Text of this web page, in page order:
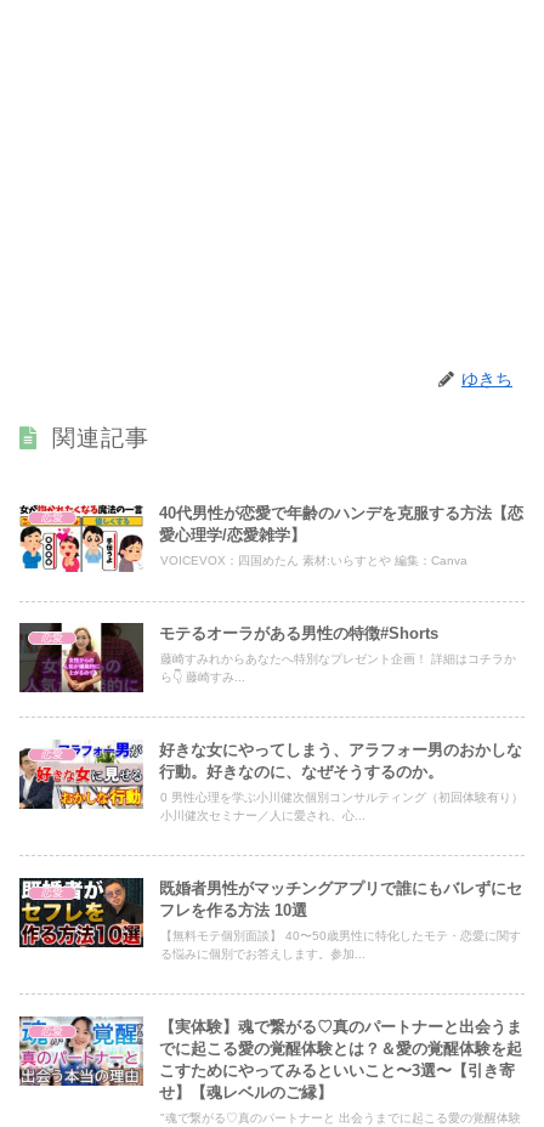
ゆきち
関連記事
恋愛
40代男性が恋愛で年齢のハンデを克服する方法【恋
愛心理学/恋愛雑学】
VOICEVOX：四国めたん 素材:いらすとや 編集：Canva
恋愛 モテるオーラがある男性の特徴#Shorts
藤崎すみれからあなたへ特別なプレゼント企画！ 詳細はコチラか
ら👇 藤崎すみ...
恋愛
好きな女にやってしまう、アラフォー男のおかしな
行動。好きなのに、なぜそうするのか。
0 男性心理を学ぶ小川健次個別コンサルティング（初回体験有り）
小川健次セミナー／人に愛され、心...
恋愛
既婚者男性がマッチングアプリで誰にもバレずにセ
フレを作る方法 10選
【無料モテ個別面談】 40〜50歳男性に特化したモテ・恋愛に関す
る悩みに個別でお答えします。参加...
恋愛
【実体験】魂で繋がる♡真のパートナーと出会うま
でに起こる愛の覚醒体験とは？＆愛の覚醒体験を起
こすためにやってみるといいこと〜3選〜【引き寄
せ】【魂レベルのご縁】
"魂で繋がる♡真のパートナーと 出会うまでに起こる愛の覚醒体験